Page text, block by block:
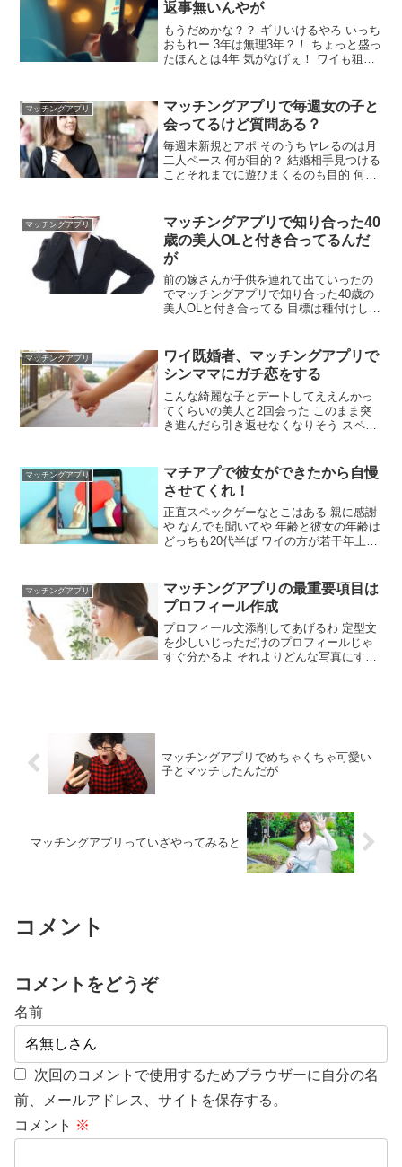
返事無いんやが
もうだめかな？？ ギリいけるやろ いっち
おもれー 3年は無理3年？！ ちょっと盛っ
たほんとは4年 気がなげぇ！ ワイも狙っ
ら4年経った どうしてそんなになるまで
放っておいたんだ！
マッチングアプリ
マッチングアプリで毎週女の子と
会ってるけど質問ある？
毎週末新規とアポ そのうちヤレるのは月
二人ペース 何が目的？ 結婚相手見つける
ことそれまでに遊びまくるのも目的 何人
飲まれる女 優柔不断、押しに弱い女 鞄と
かスマホケースが傷んでたり部屋が汚か
ったりだらしない女
マッチングアプリ
マッチングアプリで知り合った40
歳の美人OLと付き合ってるんだ
が
前の嫁さんが子供を連れて出ていったの
でマッチングアプリで知り合った40歳の
美人OLと付き合ってる 目標は種付けして
チンチンは最近勃ちが悪いからリミット
が近い マッチングアプリって若い子以外
にもいるんだ 俺もやろうかな
マッチングアプリ
ワイ既婚者、マッチングアプリで
シンママにガチ恋をする
こんな綺麗な子とデートしてええんかっ
てくらいの美人と2回会った このまま突
き進んだら引き返せなくなりそう スペッ
6歳の娘一人 モデル並の美人
マッチングアプリ
マチアプで彼女ができたから自慢
させてくれ！
正直スペックゲーなとこはある 親に感謝
や なんでも聞いてや 年齢と彼女の年齢は
どっちも20代半ば ワイの方が若干年上や
丈夫、とは言えんな まあ疑ってもしゃあ
ない アプリは結局10人会ったで
マッチングアプリ
マッチングアプリの最重要項目は
プロフィール作成
プロフィール文添削してあげるわ 定型文
を少しいじっただけのプロフィールじゃ
すぐ分かるよ それよりどんな写真にすれ
マッチングアプリでめちゃくちゃ可愛い
子とマッチしたんだが
マッチングアプリっていざやってみると
コメント
コメントをどうぞ
名前
次回のコメントで使用するためブラウザーに自分の名
前、メールアドレス、サイトを保存する。
コメント ※